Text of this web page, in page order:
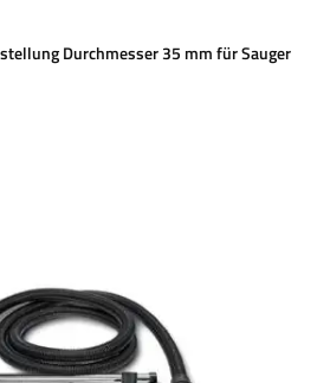
Durchmesser 35 mm für Sauger